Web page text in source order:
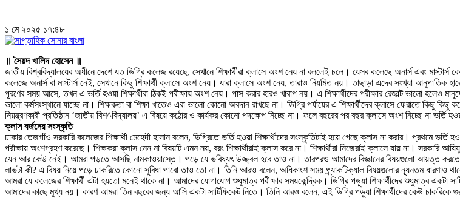
১ মে ২০২৫ ১৭:৪৮
॥ সৈয়দ খালিদ হোসেন ॥
জাতীয় বিশ্ববিদ্যালয়ের অধীনে দেশে যত ডিগ্রি কলেজ রয়েছে, সেখানে শিক্ষার্থীরা ক্লাসে অংশ নেয় না বললেই চলে। যেসব কলেছে অনার্স এবং
কলেজে অনার্স বা মাস্টার্স নেই, সেখানে কিছু শিক্ষার্থী ক্লাসে অংশ নেয়। যারা ক্লাসে অংশ নেয়, তারাও নিয়মিত নয়। তাছাড়া এদের সংখ্যা
পূরণের সময় আসে, তখন এ ভর্তি হওয়া শিক্ষার্থীরা ঠিকই পরীক্ষায় অংশ নেয়। পাস করার হারও খারাপ নয়। এ শিক্ষার্থীদের পরীক্ষার রেজাল্ট ভালো হলেও
ভালো কর্মসংস্থানে যাচ্ছে না। শিক্ষকতা বা শিক্ষা খাতেও এরা ভালো কোনো অবদান রাখছে না। ডিগ্রি পর্যায়ের এ শিক্ষার্থীদের ক্লাসে ফেরাতে কিছু
নিয়ন্ত্রণকারী প্রতিষ্ঠান ‘জাতীয় বিশ^বিদ্যালয়’ এ বিষয়ে কঠোর ও কার্যকর কোনো পদক্ষেপ নিচ্ছে না। ফলে বছরের পর বছর ক্লাসে অংশ নিচ্ছে না ভর্তি হওয়া
ক্লাস বর্জনের সংস্কৃতি
ঢাকার তেজগাঁও সরকারি কলেজের শিক্ষার্থী মেহেদী হাসান বলেন, ডিগ্রিতে ভর্তি হওয়া শিক্ষার্থীদের সংস্কৃতিটাই হয়ে গেছে ক্লাস না করার। প্রথমে
পরীক্ষায় অংশগ্রহণ করেছে। শিক্ষকরা ক্লাস নেন না বিষয়টি এমন নয়, বরং শিক্ষার্থীরাই ক্লাস করে না। শিক্ষার্থীরা নিজেরাই ক্লাসে যায় না।
যেন আর কেউ নেই। আমরা পড়তে আসছি নামকাওয়াস্তে। পড়ে যে ভবিষ্যৎ উজ্জ্বল হবে তাও না। তারপরও আমাদের বিজ্ঞানের বিষয়গুলো আয়ত্ত করতে
লাভটা কী? এ বিষয় নিয়ে পড়ে চাকরিতে কোনো সুবিধা পাবো তাও তো না। তিনি আরও বলেন, অধিকাংশ সময় প্র্যাকটিক্যাল বিষয়গুলোর ন্যূনতম ধারণাও
আমরা যে কলেজের শিক্ষার্থী এটা হয়তো মনেই থাকে না। আমাদের যোগাযোগ শুধুমাত্র পরীক্ষার সময়কেন্দ্রিক। ডিগ্রি পড়ুয়া শিক্ষার্থীদের শুধুমাত্র
আমাদের কাছে মুখ্য নয়। কারণ আমরা তিন বছরের জন্য আসি একটা সার্টিফিকেট নিতে। তিনি আরও বলেন, এই ডিগ্রি পড়ুয়া শিক্ষার্থীদের কেউ